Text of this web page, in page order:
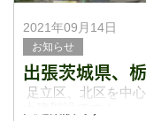
2021年09月14日
お知らせ
出張茨城県、
足立区、北区を中